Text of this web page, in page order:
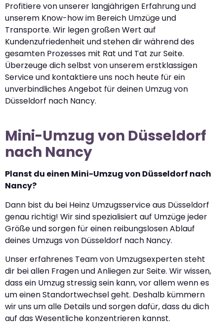
Profitiere von unserer langjährigen Erfahrung und
unserem Know-how im Bereich Umzüge und
Transporte. Wir legen großen Wert auf
Kundenzufriedenheit und stehen dir während des
gesamten Prozesses mit Rat und Tat zur Seite.
Überzeuge dich selbst von unserem erstklassigen
Service und kontaktiere uns noch heute für ein
unverbindliches Angebot für deinen Umzug von
Düsseldorf nach Nancy.
Mini-Umzug von Düsseldorf
nach Nancy
Planst du einen Mini-Umzug von Düsseldorf nach
Nancy?
Dann bist du bei Heinz Umzugsservice aus Düsseldorf
genau richtig! Wir sind spezialisiert auf Umzüge jeder
Größe und sorgen für einen reibungslosen Ablauf
deines Umzugs von Düsseldorf nach Nancy.
Unser erfahrenes Team von Umzugsexperten steht
dir bei allen Fragen und Anliegen zur Seite. Wir wissen,
dass ein Umzug stressig sein kann, vor allem wenn es
um einen Standortwechsel geht. Deshalb kümmern
wir uns um alle Details und sorgen dafür, dass du dich
auf das Wesentliche konzentrieren kannst.